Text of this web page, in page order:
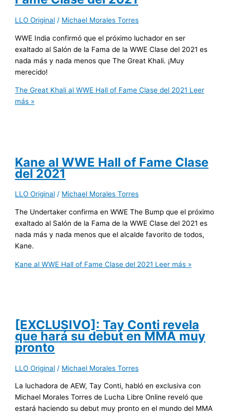
LLO Original / Michael Morales Torres
WWE India confirmó que el próximo luchador en ser
exaltado al Salón de la Fama de la WWE Clase del 2021 es
nada más y nada menos que The Great Khali. ¡Muy
merecido!
The Great Khali al WWE Hall of Fame Clase del 2021 Leer
más »
Kane al WWE Hall of Fame Clase
del 2021
LLO Original / Michael Morales Torres
The Undertaker confirma en WWE The Bump que el próximo
exaltado al Salón de la Fama de la WWE Clase del 2021 es
nada más y nada menos que el alcalde favorito de todos,
Kane.
Kane al WWE Hall of Fame Clase del 2021 Leer más »
[EXCLUSIVO]: Tay Conti revela
que hará su debut en MMA muy
pronto
LLO Original / Michael Morales Torres
La luchadora de AEW, Tay Conti, habló en exclusiva con
Michael Morales Torres de Lucha Libre Online reveló que
estará haciendo su debut muy pronto en el mundo del MMA